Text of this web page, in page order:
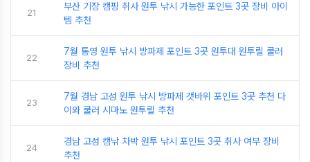
21
부산 기장 캠핑 취사 원투 낚시 가능한 포인트 3곳 장비 아이
템 추천
22
7월 통영 원투 낚시 방파제 포인트 3곳 원투대 원투릴 쿨러
장비 추천
23
7월 경남 고성 원투 낚시 방파제 갯바위 포인트 3곳 추천 다
이와 쿨러 시마노 원투릴 추천
24
경남 고성 캠낚 차박 원투 낚시 포인트 3곳 취사 여부 장비
추천